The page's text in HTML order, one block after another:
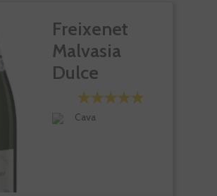
Freixenet
Malvasia
Dulce
Cava